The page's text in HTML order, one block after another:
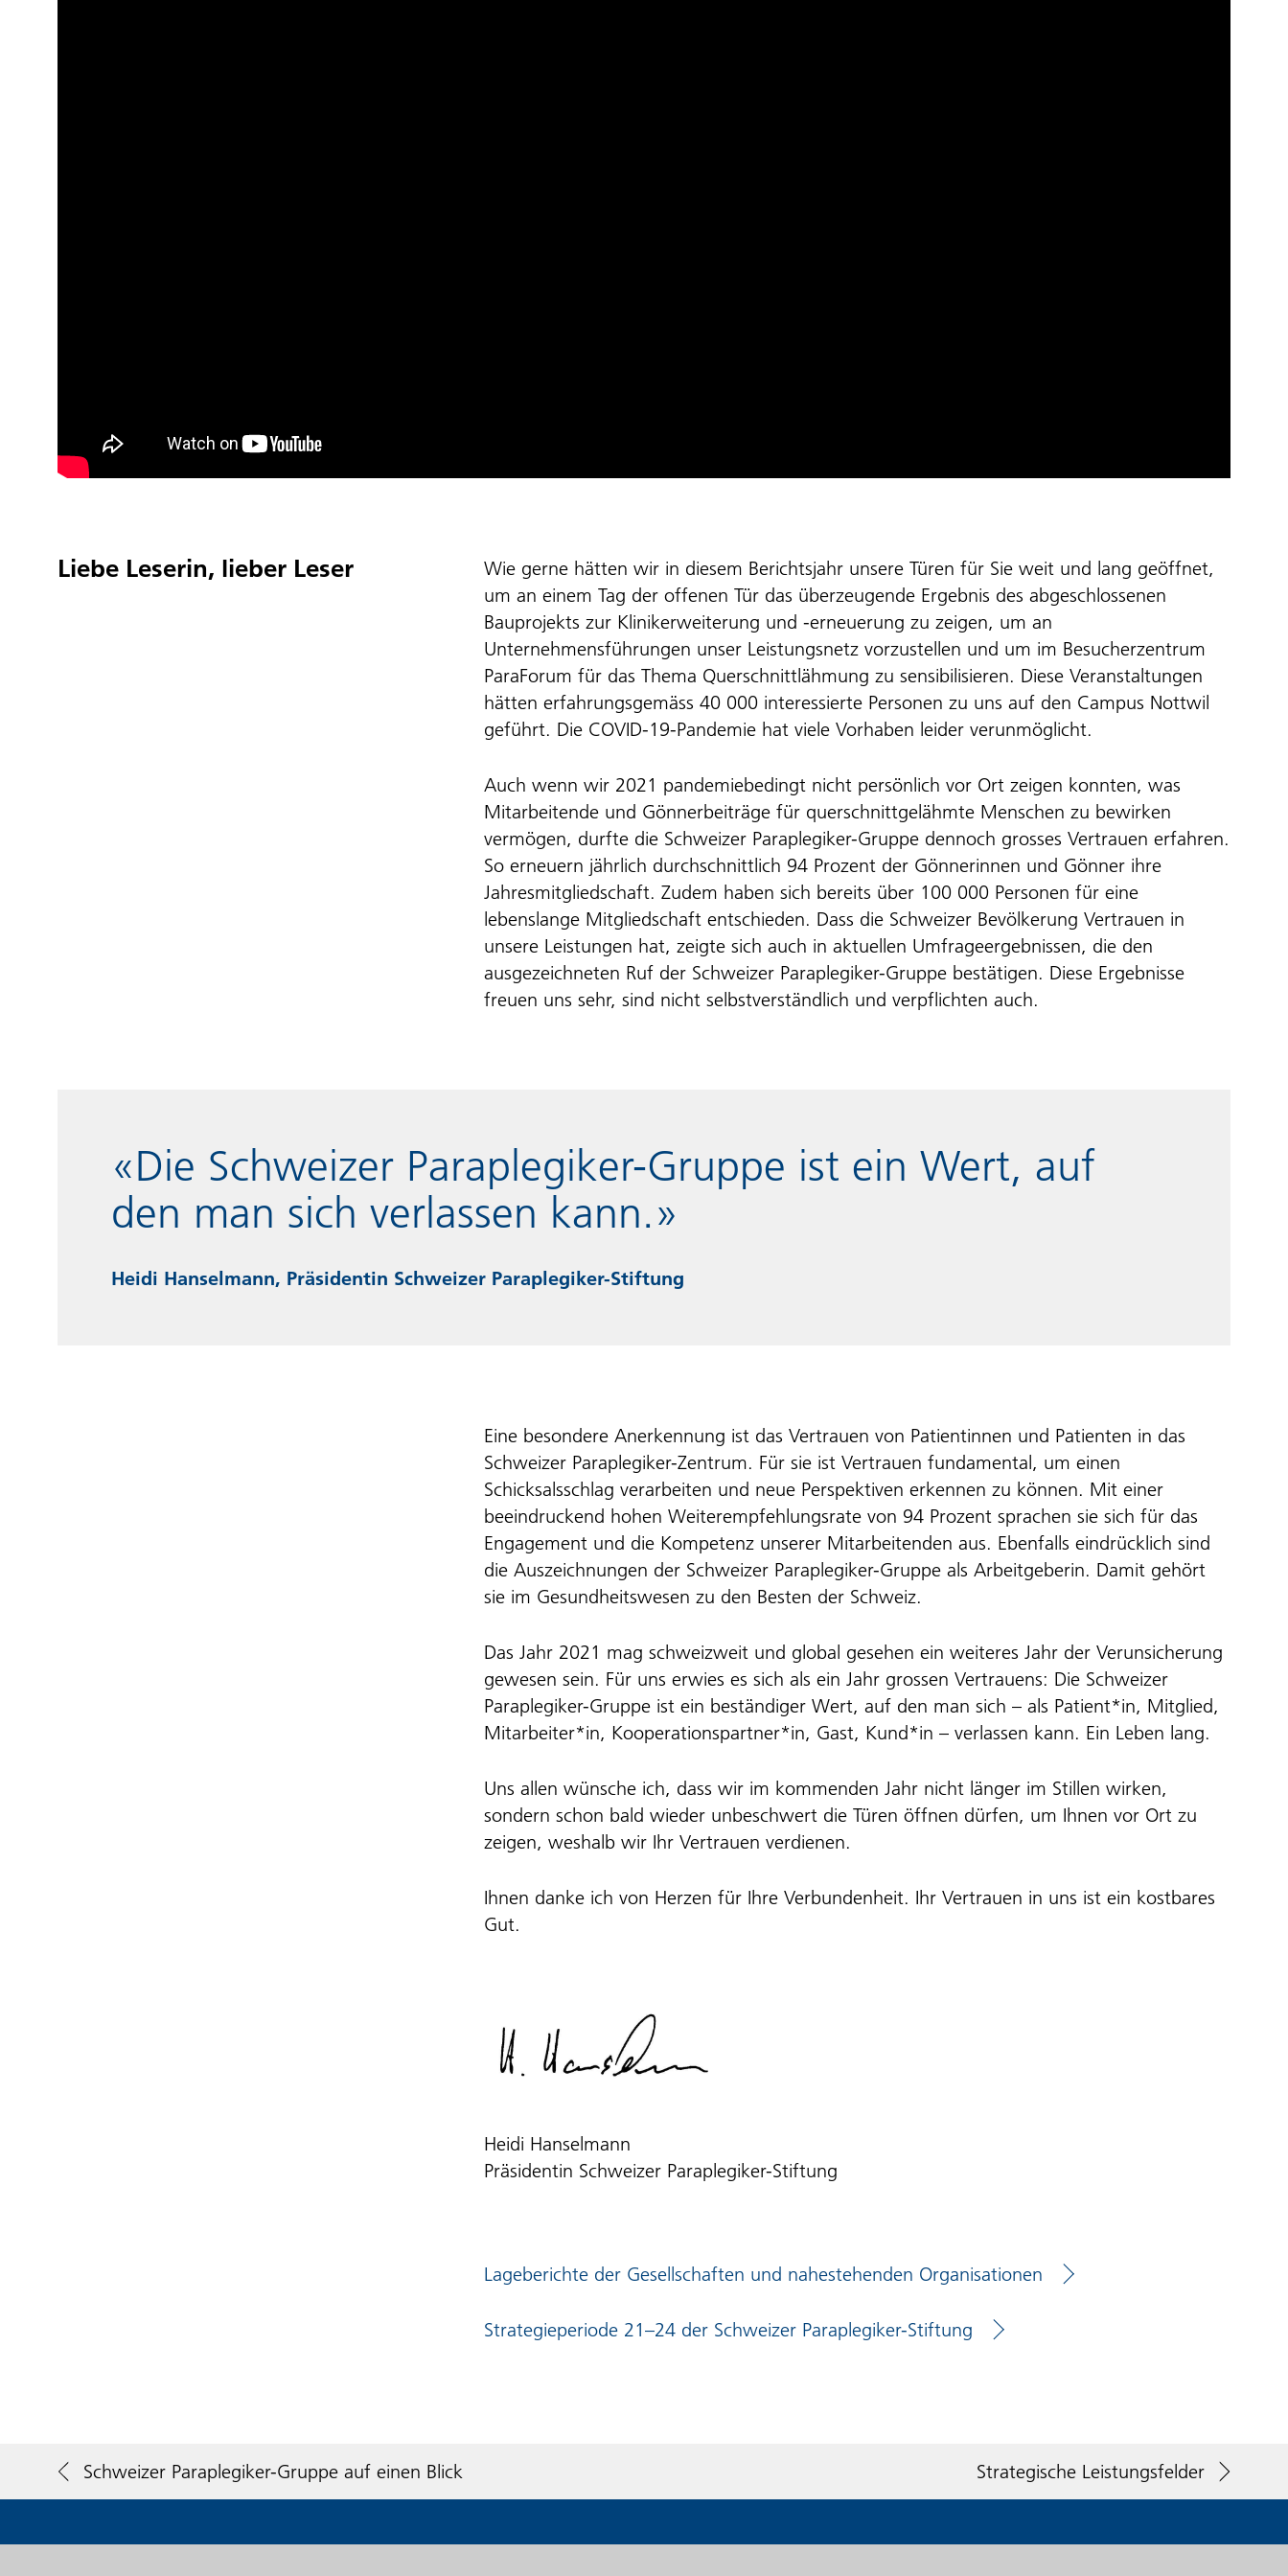
Liebe Leserin, lieber Leser
Wie gerne hätten wir in diesem Berichtsjahr unsere Türen für Sie weit und lang geöffnet,
um an einem Tag der offenen Tür das überzeugende Ergebnis des abgeschlossenen
Bauprojekts zur Klinikerweiterung und -erneuerung zu zeigen, um an
Unternehmensführungen unser Leistungsnetz vorzustellen und um im Besucherzentrum
ParaForum für das Thema Querschnittlähmung zu sensibilisieren. Diese Veranstaltungen
hätten erfahrungsgemäss 40 000 interessierte Personen zu uns auf den Campus Nottwil
geführt. Die COVID-19-Pandemie hat viele Vorhaben leider verunmöglicht.
Auch wenn wir 2021 pandemiebedingt nicht persönlich vor Ort zeigen konnten, was
Mitarbeitende und Gönnerbeiträge für querschnittgelähmte Menschen zu bewirken
vermögen, durfte die Schweizer Paraplegiker-Gruppe dennoch grosses Vertrauen erfahren.
So erneuern jährlich durchschnittlich 94 Prozent der Gönnerinnen und Gönner ihre
Jahresmitgliedschaft. Zudem haben sich bereits über 100 000 Personen für eine
lebenslange Mitgliedschaft entschieden. Dass die Schweizer Bevölkerung Vertrauen in
unsere Leistungen hat, zeigte sich auch in aktuellen Umfrageergebnissen, die den
ausgezeichneten Ruf der Schweizer Paraplegiker-Gruppe bestätigen. Diese Ergebnisse
freuen uns sehr, sind nicht selbstverständlich und verpflichten auch.
«Die Schweizer Paraplegiker-Gruppe ist ein Wert, auf
den man sich verlassen kann.»
Heidi Hanselmann, Präsidentin Schweizer Paraplegiker-Stiftung
Eine besondere Anerkennung ist das Vertrauen von Patientinnen und Patienten in das
Schweizer Paraplegiker-Zentrum. Für sie ist Vertrauen fundamental, um einen
Schicksalsschlag verarbeiten und neue Perspektiven erkennen zu können. Mit einer
beeindruckend hohen Weiterempfehlungsrate von 94 Prozent sprachen sie sich für das
Engagement und die Kompetenz unserer Mitarbeitenden aus. Ebenfalls eindrücklich sind
die Auszeichnungen der Schweizer Paraplegiker-Gruppe als Arbeitgeberin. Damit gehört
sie im Gesundheitswesen zu den Besten der Schweiz.
Das Jahr 2021 mag schweizweit und global gesehen ein weiteres Jahr der Verunsicherung
gewesen sein. Für uns erwies es sich als ein Jahr grossen Vertrauens: Die Schweizer
Paraplegiker-Gruppe ist ein beständiger Wert, auf den man sich – als Patient*in, Mitglied,
Mitarbeiter*in, Kooperationspartner*in, Gast, Kund*in – verlassen kann. Ein Leben lang.
Uns allen wünsche ich, dass wir im kommenden Jahr nicht länger im Stillen wirken,
sondern schon bald wieder unbeschwert die Türen öffnen dürfen, um Ihnen vor Ort zu
zeigen, weshalb wir Ihr Vertrauen verdienen.
Ihnen danke ich von Herzen für Ihre Verbundenheit. Ihr Vertrauen in uns ist ein kostbares
Gut.
Heidi Hanselmann
Präsidentin Schweizer Paraplegiker-Stiftung
Lageberichte der Gesellschaften und nahestehenden Organisationen
Strategieperiode 21–24 der Schweizer Paraplegiker-Stiftung
Schweizer Paraplegiker-Gruppe auf einen Blick Strategische Leistungsfelder